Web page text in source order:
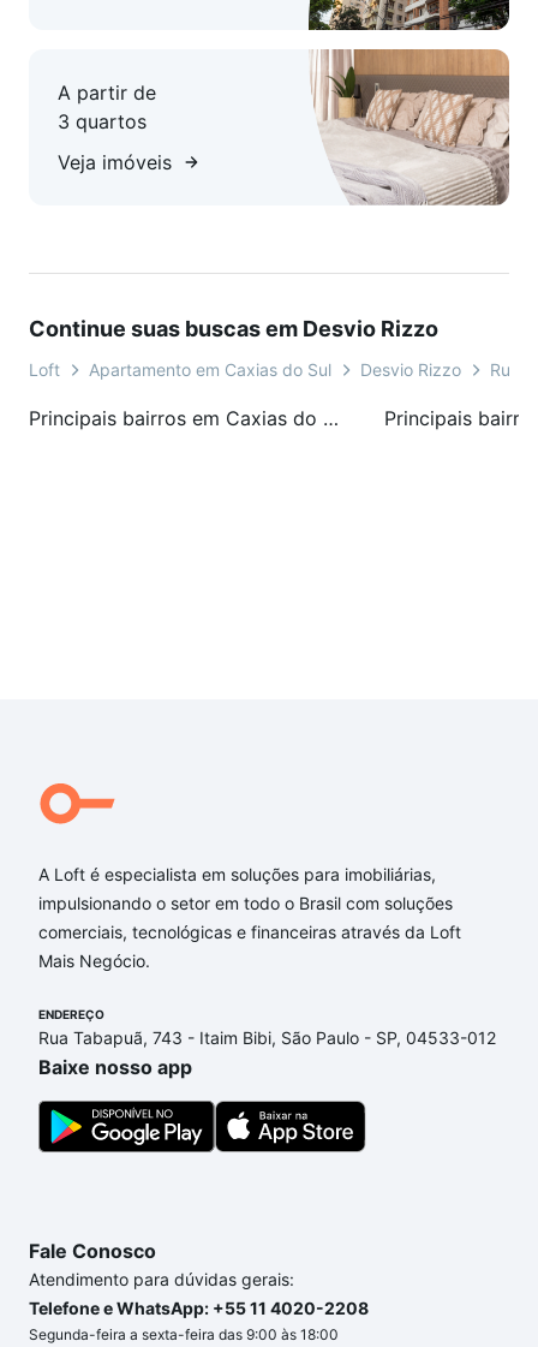
A partir de
3 quartos
Veja imóveis
Continue suas buscas em Desvio Rizzo
Loft Apartamento em Caxias do Sul Desvio Rizzo Rua
Principais bairros em Caxias do Sul, RS
A Loft é especialista em soluções para imobiliárias,
impulsionando o setor em todo o Brasil com soluções
comerciais, tecnológicas e financeiras através da Loft
Mais Negócio.
ENDEREÇO
Rua Tabapuã, 743 - Itaim Bibi, São Paulo - SP, 04533-012
Baixe nosso app
Fale Conosco
Atendimento para dúvidas gerais:
Telefone e WhatsApp: +55 11 4020-2208
Segunda-feira a sexta-feira das 9:00 às 18:00